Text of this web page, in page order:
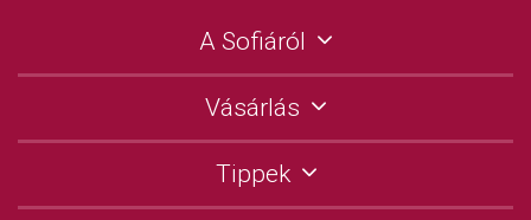
A Sofiáról
Vásárlás
Tippek